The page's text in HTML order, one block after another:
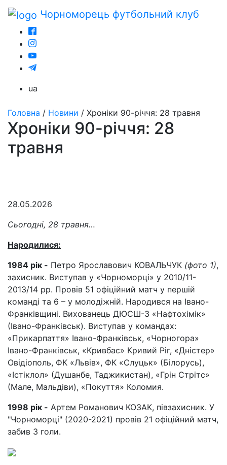
Чорноморець футбольний клуб
ua
Головна / Новини / Хроніки 90-річчя: 28 травня
Хроніки 90-річчя: 28
травня
28.05.2026
Сьогодні, 28 травня…
Народилися:
1984 рік - Петро Ярославович КОВАЛЬЧУК (фото 1),
захисник. Виступав у «Чорноморці» у 2010/11-
2013/14 pp. Провів 51 офіційний матч у першій
команді та 6 – у молодіжній. Народився на Івано-
Франківщині. Вихованець ДЮСШ-3 «Нафтохімік»
(Івано-Франківськ). Виступав у командах:
«Прикарпаття» Івано-Франківськ, «Чорногора»
Івано-Франківськ, «Кривбас» Кривий Ріг, «Дністер»
Овідіополь, ФК «Львів», ФК «Слуцьк» (Білорусь),
«Істіклол» (Душанбе, Таджикистан), «Грін Стрітс»
(Мале, Мальдіви), «Покуття» Коломия.
1998 рік - Артем Романович КОЗАК, півзахисник. У
"Чорноморці" (2020-2021) провів 21 офіційний матч,
забив 3 голи.